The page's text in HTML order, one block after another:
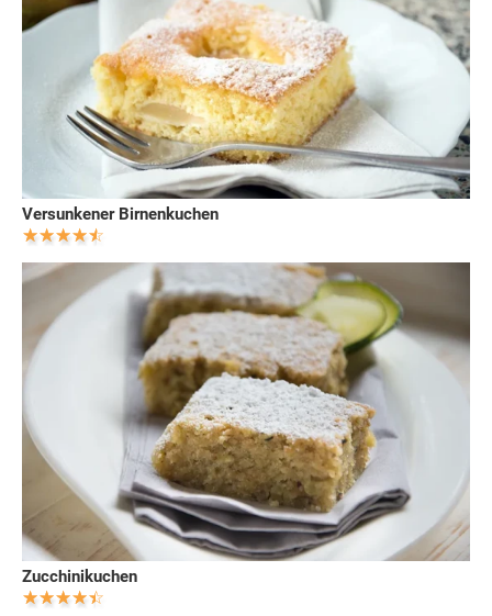
Versunkener Birnenkuchen
Zucchinikuchen